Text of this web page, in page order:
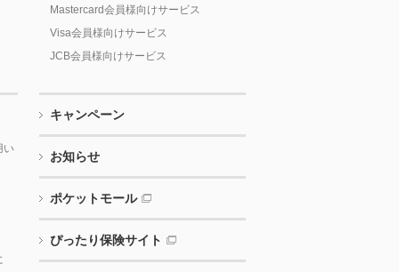
Mastercard会員様向けサービス
Visa会員様向けサービス
JCB会員様向けサービス
い
キャンペーン
お知らせ
ポケットモール
ぴったり保険サイト